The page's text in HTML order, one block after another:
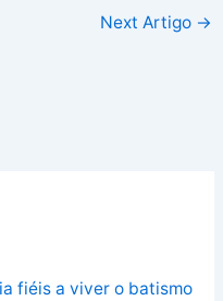
Next Artigo →
fiéis a viver o batismo